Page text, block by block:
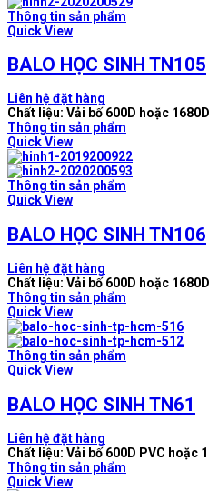
Thông tin sản phẩm
Quick View
BALO HỌC SINH TN105
Liên hệ đặt hàng
Chất liệu: Vải bố 600D hoặc
Thông tin sản phẩm
Quick View
Thông tin sản phẩm
Quick View
BALO HỌC SINH TN106
Liên hệ đặt hàng
Chất liệu: Vải bố 600D hoặc
Thông tin sản phẩm
Quick View
Thông tin sản phẩm
Quick View
BALO HỌC SINH TN61
Liên hệ đặt hàng
Chất liệu: Vải bố 600D PVC hoặc
Thông tin sản phẩm
Quick View